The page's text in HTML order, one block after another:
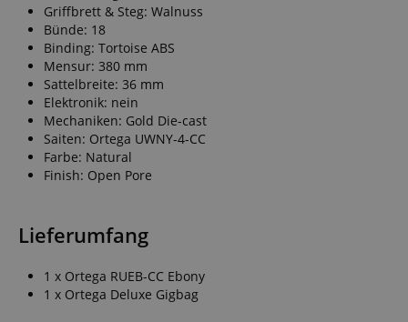
Griffbrett & Steg: Walnuss
Bünde: 18
Binding: Tortoise ABS
Mensur: 380 mm
Sattelbreite: 36 mm
Elektronik: nein
Mechaniken: Gold Die-cast
Saiten: Ortega UWNY-4-CC
Farbe: Natural
Finish: Open Pore
Lieferumfang
1 x Ortega RUEB-CC Ebony
1 x Ortega Deluxe Gigbag